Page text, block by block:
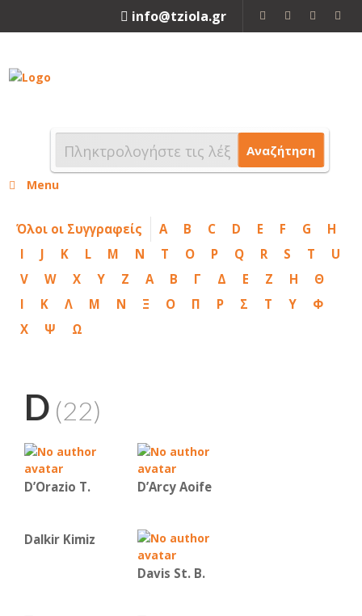
info@tziola.gr
Αναζήτηση
Menu
Όλοι οι Συγγραφείς A B C D E F G
H
I
J K L M N T O P Q R S T
U
V
W X Y Z Α Β Γ Δ Ε Ζ Η
Θ
Ι
Κ Λ Μ Ν Ξ Ο Π Ρ Σ Τ Υ
Φ
Χ
Ψ Ω
D (22)
D’Orazio T. D’Arcy Aoife
Dalkir Kimiz
Davis St. B.